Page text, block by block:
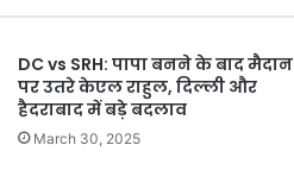
DC vs SRH: पापा बनने के बाद मैदान
पर उतरे केएल राहुल, दिल्‍ली और
हैदराबाद में बड़े बदलाव
March 30, 2025